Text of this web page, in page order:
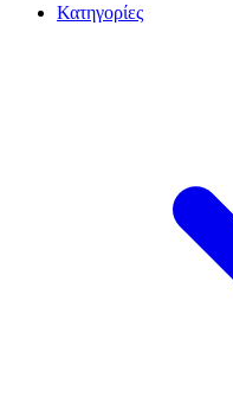
Κατηγορίες